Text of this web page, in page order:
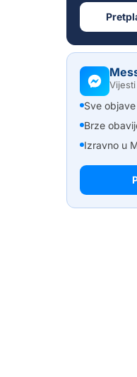
Sve
Brze
Izravno u